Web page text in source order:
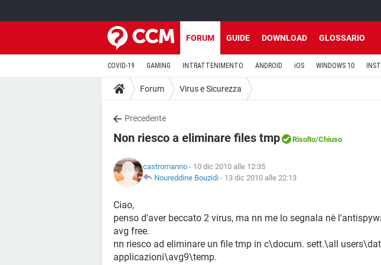
FORUM GUIDE DOWNLOAD GLOSSARIO
COVID-19 GAMING INTRATTENIMENTO ANDROID iOS WINDOWS 10
Forum Virus e Sicurezza
Precedente
Non riesco a eliminare files tmp Risolto/Chiuso
castromanno - 10 dic 2010 alle 12:35
Noureddine Bouzidi - 13 dic 2010 alle 22:13
Ciao,
penso d'aver beccato 2 virus, ma nn me lo segnala nè
avg free.
nn riesco ad eliminare un file tmp in c\docum. sett.\all
applicazioni\avg9\temp.